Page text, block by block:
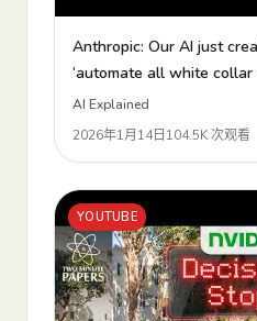
Anthropic: Our AI just
‘automate all white collar
AI Explained
2026年1月14日 104.5K 次观看
YOUTUBE